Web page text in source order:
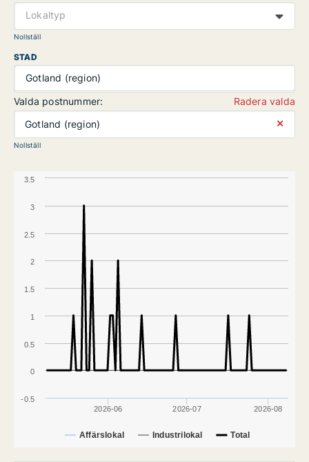
Lokaltyp
Nollställ
STAD
Gotland (region)
Valda postnummer:
Radera valda
Gotland (region)
⨯
Nollställ
Affärslokal Industrilokal Total
2026-06 2026-07 2026-08
-0.5
0
0.5
1
1.5
2
2.5
3
3.5